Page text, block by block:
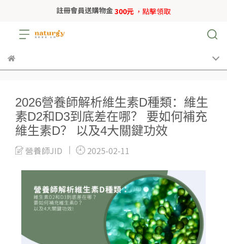
註冊會員送購物金300元 ，點擊領取
2026營養師解析維生素D種類：維生
素D2和D3到底差在哪？ 要如何補充
維生素D？ 以及4大關鍵功效
營養師JID 2025-02-11